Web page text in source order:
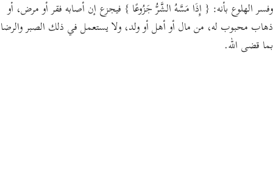
وفسر الهلوع بأنه: { إِذَا مَسَّهُ الشَّرُّ جَزُوعًا } فيجزع إن أصابه فقر أو مرض، أو
ذهاب محبوب له، من مال أو أهل أو ولد، ولا يستعمل في ذلك الصبر والرضا
بما قضى الله.